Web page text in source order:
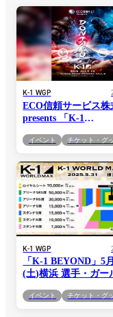
K-1 WGP
ECO信頼サービス株
presents 「K-1
ンメッセ福岡大会 チ
イベント チケット・グ
K-1 WGP
「K-1 BEYOND」5
(土)横浜 選手・ガールズ個
ケット販売がスター
イベント チケット・グ